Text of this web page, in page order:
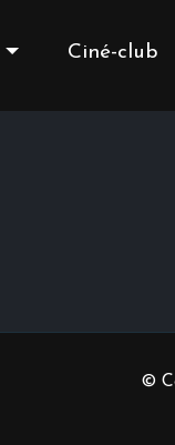
Ciné-club
©